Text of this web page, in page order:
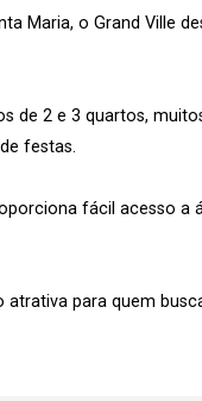
Maria, o Grand Ville
de 2 e 3 quartos,
festas.
fácil acesso a
para quem